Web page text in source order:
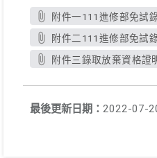
附件一111進修部免試
附件二111進修部免試
附件三錄取放棄資格證
最後更新日期： 2022-07-